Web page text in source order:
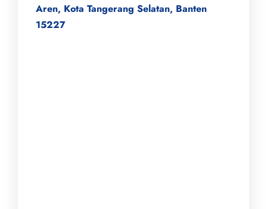
Aren, Kota Tangerang Selatan, Banten
15227